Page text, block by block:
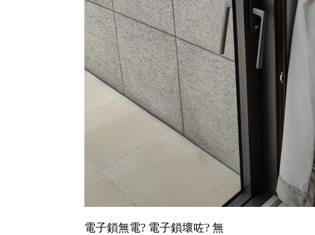
電子鎖無電? 電子鎖壞咗? 無